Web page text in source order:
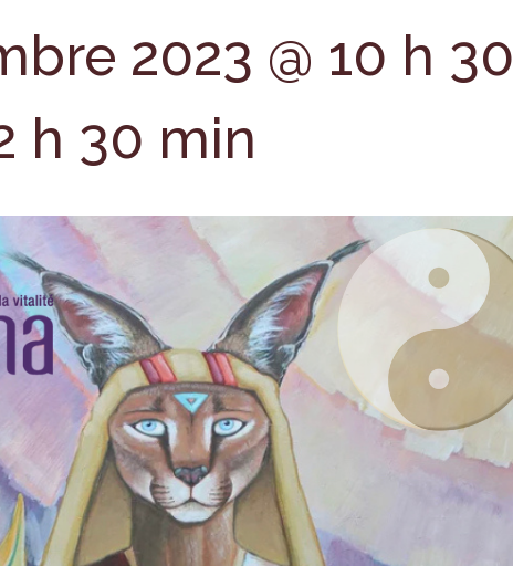
2023 @ 10 h 30
h 30 min